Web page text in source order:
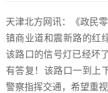
天津北方网讯：《政民
镇商业道和震新路的红
该路口的信号灯已经坏
有答复！该路口一到上
警察指挥交通，希望重视